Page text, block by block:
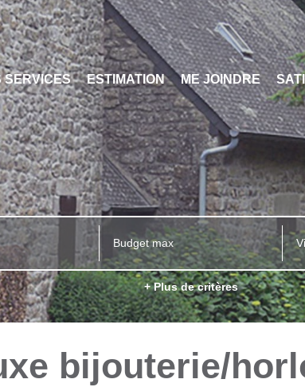
SERVICES ESTIMATION ME JOINDRE
+ Plus de critères
bijouterie/